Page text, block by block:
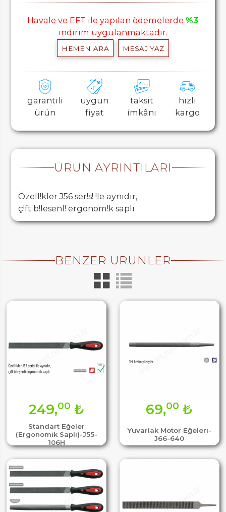
Havale ve EFT ile yapılan ödemelerde%3
indirim uygulanmaktadır.
HEMEN ARA MESAJ YAZ
garantili
ürün
uygun
fiyat
taksit
imkânı
hızlı
kargo
ÜRÜN AYRINTILARI
Özell!kler J56 ser!s! !le aynıdır,
ç!ft b!lesenl! ergonom!k saplı
BENZER ÜRÜNLER
Standart Eğeler
(Ergonomik Saplı)-J55-
106H
249,00 ₺
Yuvarlak Motor Eğeleri-
J66-640
69,00 ₺